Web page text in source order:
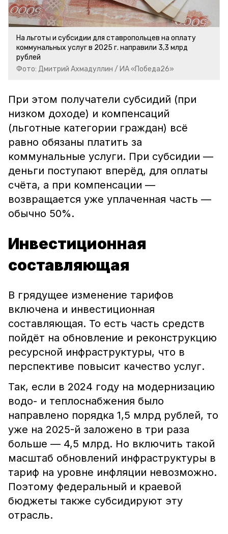
На льготы и субсидии для ставропольцев на оплату
коммунальных услуг в 2025 г. направили 3,3 млрд
рублей
Фото: Дмитрий Ахмадуллин / ИА «Победа26»
При этом получатели субсидий (при
низком доходе) и компенсаций
(льготные категории граждан) всё
равно обязаны платить за
коммунальные услуги. При субсидии —
деньги поступают вперёд, для оплаты
счёта, а при компенсации —
возвращается уже уплаченная часть —
обычно 50%.
Инвестиционная
составляющая
В грядущее изменение тарифов
включена и инвестиционная
составляющая. То есть часть средств
пойдёт на обновление и реконструкцию
ресурсной инфраструктуры, что в
перспективе повысит качество услуг.
Так, если в 2024 году на модернизацию
водо- и теплоснабжения было
направлено порядка 1,5 млрд рублей, то
уже на 2025-й заложено в три раза
больше — 4,5 млрд. Но включить такой
масштаб обновлений инфраструктуры в
тариф на уровне инфляции невозможно.
Поэтому федеральный и краевой
бюджеты также субсидируют эту
отрасль.